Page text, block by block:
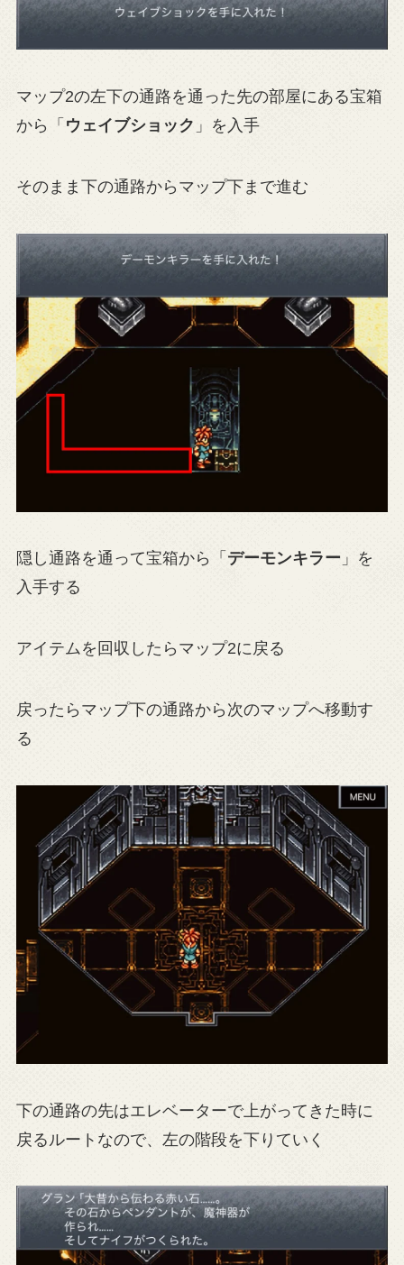
マップ2の左下の通路を通った先の部屋にある宝箱
から「 ウェイブショック 」を入手
そのまま下の通路からマップ下まで進む
隠し通路を通って宝箱から「 デーモンキラー 」を
入手する
アイテムを回収したらマップ2に戻る
戻ったらマップ下の通路から次のマップへ移動す
る
下の通路の先はエレベーターで上がってきた時に
戻るルートなので、左の階段を下りていく